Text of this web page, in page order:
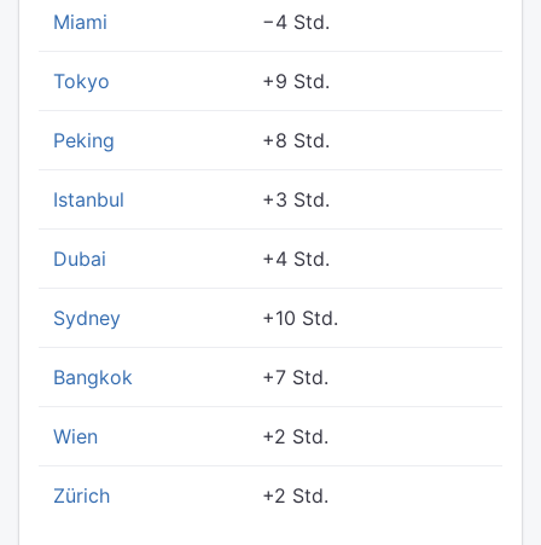
Miami −4 Std.
Tokyo +9 Std.
Peking +8 Std.
Istanbul +3 Std.
Dubai +4 Std.
Sydney +10 Std.
Bangkok +7 Std.
Wien +2 Std.
Zürich +2 Std.